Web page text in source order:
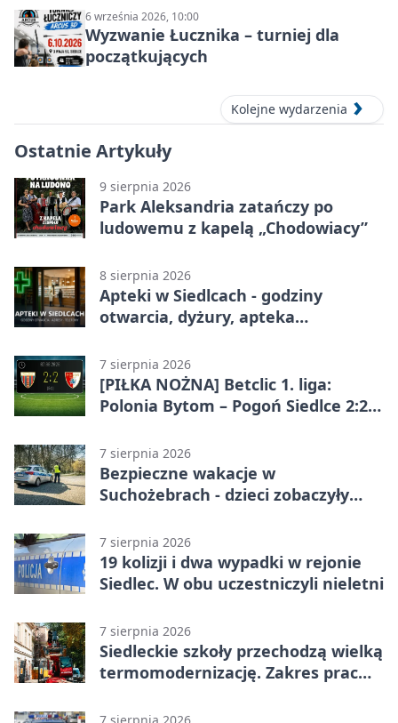
6 września 2026, 10:00
Wyzwanie Łucznika – turniej dla
początkujących
Kolejne wydarzenia
Ostatnie Artykuły
9 sierpnia 2026
Park Aleksandria zatańczy po
ludowemu z kapelą „Chodowiacy”
8 sierpnia 2026
Apteki w Siedlcach - godziny
otwarcia, dyżury, apteka
7 sierpnia 2026
[PIŁKA NOŻNA] Betclic 1. liga:
Polonia Bytom – Pogoń Siedlce 2:2.
emocjonującej końcówce
7 sierpnia 2026
Bezpieczne wakacje w
Suchożebrach - dzieci zobaczyły
7 sierpnia 2026
19 kolizji i dwa wypadki w rejonie
Siedlec. W obu uczestniczyli nieletni
7 sierpnia 2026
Siedleckie szkoły przechodzą wielką
termomodernizację. Zakres prac